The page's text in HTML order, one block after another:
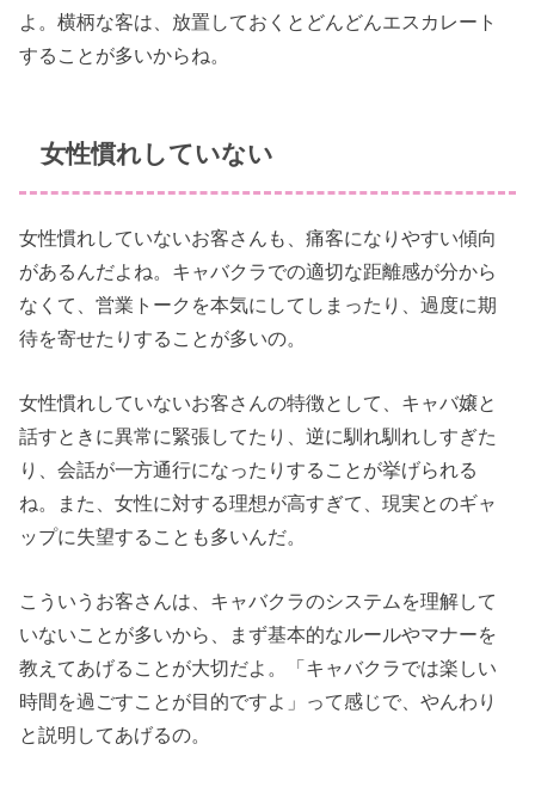
よ。横柄な客は、放置しておくとどんどんエスカレート
することが多いからね。
女性慣れしていない
女性慣れしていないお客さんも、痛客になりやすい傾向
があるんだよね。キャバクラでの適切な距離感が分から
なくて、営業トークを本気にしてしまったり、過度に期
待を寄せたりすることが多いの。
女性慣れしていないお客さんの特徴として、キャバ嬢と
話すときに異常に緊張してたり、逆に馴れ馴れしすぎた
り、会話が一方通行になったりすることが挙げられる
ね。また、女性に対する理想が高すぎて、現実とのギャ
ップに失望することも多いんだ。
こういうお客さんは、キャバクラのシステムを理解して
いないことが多いから、まず基本的なルールやマナーを
教えてあげることが大切だよ。「キャバクラでは楽しい
時間を過ごすことが目的ですよ」って感じで、やんわり
と説明してあげるの。